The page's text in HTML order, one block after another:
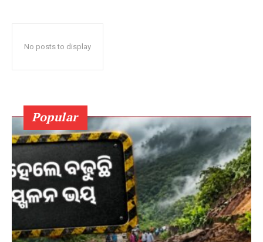
No posts to display
Popular